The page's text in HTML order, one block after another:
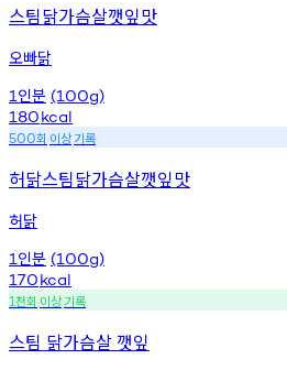
스팀닭가슴살깻잎맛
오빠닭
1 인분 (100g)
180kcal
500회 이상기록
허닭스팀닭가슴살깻잎맛
허닭
1 인분 (100g)
170kcal
1천회 이상기록
스팀 닭가슴살 깻잎